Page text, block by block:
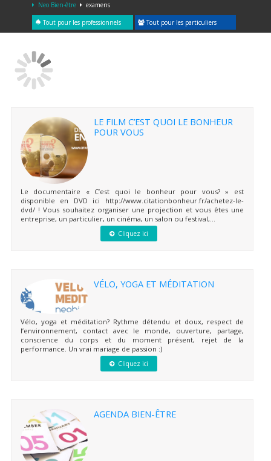
Neo Bien-être examens
Tout pour les professionnels Tout pour les particuliers
LE FILM C’EST QUOI LE BONHEUR
POUR VOUS
Le documentaire « C’est quoi le bonheur pour vous? » est
disponible en DVD ici http://www.citationbonheur.fr/achetez-le-
dvd/ ! Vous souhaitez organiser une projection et vous êtes une
entreprise, un particulier, un cinéma, un salon ou festival,...
Cliquez ici
VÉLO, YOGA ET MÉDITATION
Vélo, yoga et méditation? Rythme détendu et doux, respect de
l’environnement, contact avec le monde, ouverture, partage,
conscience du corps et du moment présent, rejet de la
performance. Un vrai mariage de passion :)
Cliquez ici
AGENDA BIEN-ÊTRE